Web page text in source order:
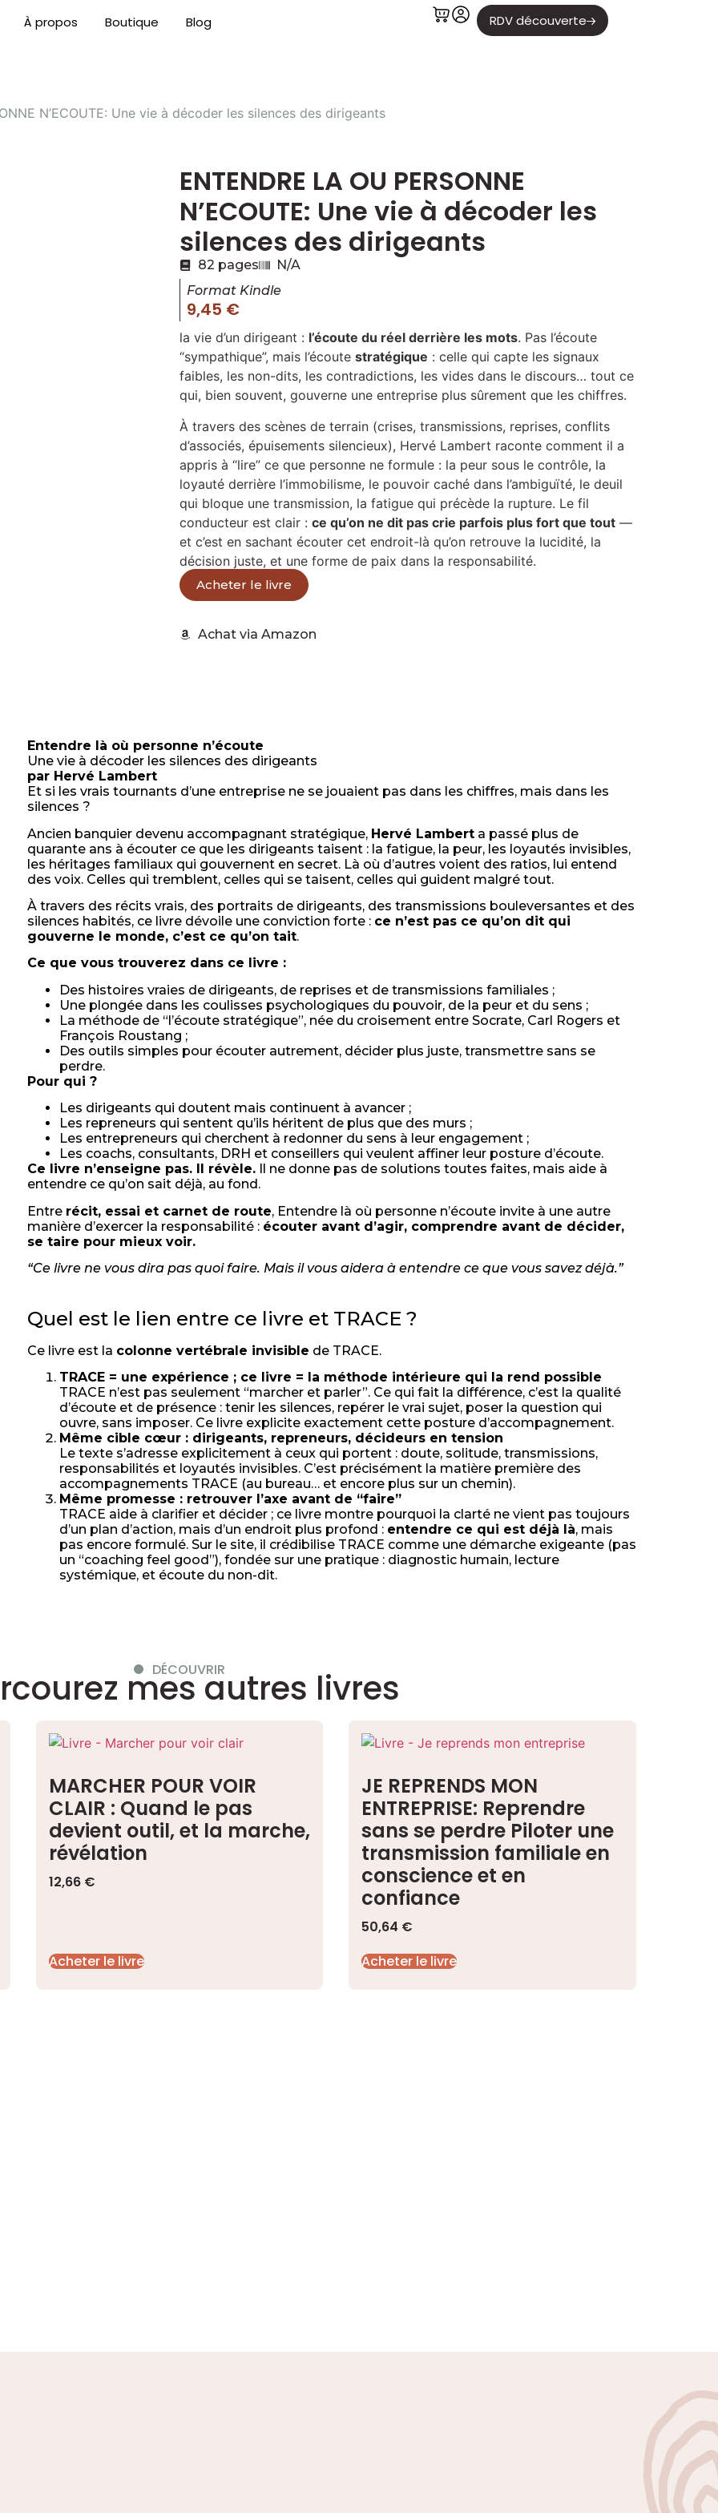
À propos Boutique Blog RDV découverte
N’ECOUTE: Une vie à décoder les silences des dirigeants
ENTENDRE LA OU PERSONNE
N’ECOUTE: Une vie à décoder les
silences des dirigeants
82 pages
N/A
Format Kindle
9,45 €
la vie d’un dirigeant : l’écoute du réel derrière les mots. Pas l’écoute
“sympathique”, mais l’écoute stratégique : celle qui capte les signaux
faibles, les non-dits, les contradictions, les vides dans le discours… tout ce
qui, bien souvent, gouverne une entreprise plus sûrement que les chiffres.
À travers des scènes de terrain (crises, transmissions, reprises, conflits
d’associés, épuisements silencieux), Hervé Lambert raconte comment il a
appris à “lire” ce que personne ne formule : la peur sous le contrôle, la
loyauté derrière l’immobilisme, le pouvoir caché dans l’ambiguïté, le deuil
qui bloque une transmission, la fatigue qui précède la rupture. Le fil
conducteur est clair : ce qu’on ne dit pas crie parfois plus fort que tout —
et c’est en sachant écouter cet endroit-là qu’on retrouve la lucidité, la
décision juste, et une forme de paix dans la responsabilité.
Acheter le livre
Achat via Amazon
Entendre là où personne n’écoute
Une vie à décoder les silences des dirigeants
par Hervé Lambert
Et si les vrais tournants d’une entreprise ne se jouaient pas dans les chiffres, mais dans les
silences ?
Ancien banquier devenu accompagnant stratégique, Hervé Lambert a passé plus de
quarante ans à écouter ce que les dirigeants taisent : la fatigue, la peur, les loyautés invisibles,
les héritages familiaux qui gouvernent en secret. Là où d’autres voient des ratios, lui entend
des voix. Celles qui tremblent, celles qui se taisent, celles qui guident malgré tout.
À travers des récits vrais, des portraits de dirigeants, des transmissions bouleversantes et des
silences habités, ce livre dévoile une conviction forte : ce n’est pas ce qu’on dit qui
gouverne le monde, c’est ce qu’on tait.
Ce que vous trouverez dans ce livre :
Des histoires vraies de dirigeants, de reprises et de transmissions familiales ;
Une plongée dans les coulisses psychologiques du pouvoir, de la peur et du sens ;
La méthode de “l’écoute stratégique”, née du croisement entre Socrate, Carl Rogers et
François Roustang ;
Des outils simples pour écouter autrement, décider plus juste, transmettre sans se
perdre.
Pour qui ?
Les dirigeants qui doutent mais continuent à avancer ;
Les repreneurs qui sentent qu’ils héritent de plus que des murs ;
Les entrepreneurs qui cherchent à redonner du sens à leur engagement ;
Les coachs, consultants, DRH et conseillers qui veulent affiner leur posture d’écoute.
Ce livre n’enseigne pas. Il révèle. Il ne donne pas de solutions toutes faites, mais aide à
entendre ce qu’on sait déjà, au fond.
Entre récit, essai et carnet de route, Entendre là où personne n’écoute invite à une autre
manière d’exercer la responsabilité : écouter avant d’agir, comprendre avant de décider,
se taire pour mieux voir.
“Ce livre ne vous dira pas quoi faire. Mais il vous aidera à entendre ce que vous savez déjà.”
Quel est le lien entre ce livre et TRACE ?
Ce livre est la colonne vertébrale invisible de TRACE.
TRACE = une expérience ; ce livre = la méthode intérieure qui la rend possible
TRACE n’est pas seulement “marcher et parler”. Ce qui fait la différence, c’est la qualité
d’écoute et de présence : tenir les silences, repérer le vrai sujet, poser la question qui
ouvre, sans imposer. Ce livre explicite exactement cette posture d’accompagnement.
Même cible cœur : dirigeants, repreneurs, décideurs en tension
Le texte s’adresse explicitement à ceux qui portent : doute, solitude, transmissions,
responsabilités et loyautés invisibles. C’est précisément la matière première des
accompagnements TRACE (au bureau… et encore plus sur un chemin).
Même promesse : retrouver l’axe avant de “faire”
TRACE aide à clarifier et décider ; ce livre montre pourquoi la clarté ne vient pas toujours
d’un plan d’action, mais d’un endroit plus profond : entendre ce qui est déjà là, mais
pas encore formulé. Sur le site, il crédibilise TRACE comme une démarche exigeante (pas
un “coaching feel good”), fondée sur une pratique : diagnostic humain, lecture
systémique, et écoute du non-dit.
DÉCOUVRIR
mes autres livres
MARCHER POUR VOIR
CLAIR : Quand le pas
devient outil, et la marche,
révélation
12,66 €
Acheter le livre
JE REPRENDS MON
ENTREPRISE: Reprendre
sans se perdre Piloter une
transmission familiale en
conscience et en
confiance
50,64 €
Acheter le livre